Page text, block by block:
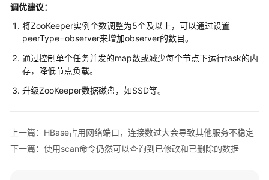
速
入
门
用
户
组
调优建议：
将ZooKeeper实例个数调整为5个及以上，可以通过设置
peerType=observer来增加observer的数目。
通过控制单个任务并发的map数或减少每个节点下运行task的内
存，降低节点负载。
升级ZooKeeper数据磁盘，如SSD等。
上一篇：HBase占用网络端口，连接数过大会导致其他服务不稳定
下一篇：使用scan命令仍然可以查询到已修改和已删除的数据